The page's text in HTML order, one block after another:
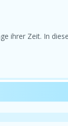
ihrer Zeit. In